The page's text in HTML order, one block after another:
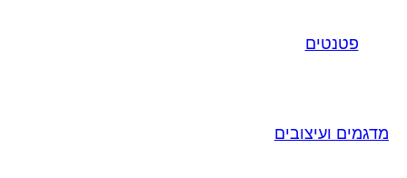
פטנטים
מדגמים ועיצובים